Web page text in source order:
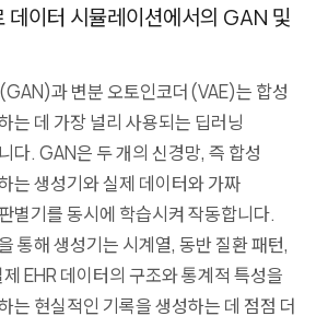
데이터 시뮬레이션에서의 GAN 및
과 변분 오토인코더(VAE)는 합성
는 데 가장 널리 사용되는 딥러닝
다. GAN은 두 개의 신경망, 즉 합성
는 생성기와 실제 데이터와 가짜
별기를 동시에 학습시켜 작동합니다.
통해 생성기는 시계열, 동반 질환 패턴,
EHR 데이터의 구조와 통계적 특성을
는 현실적인 기록을 생성하는 데 점점 더